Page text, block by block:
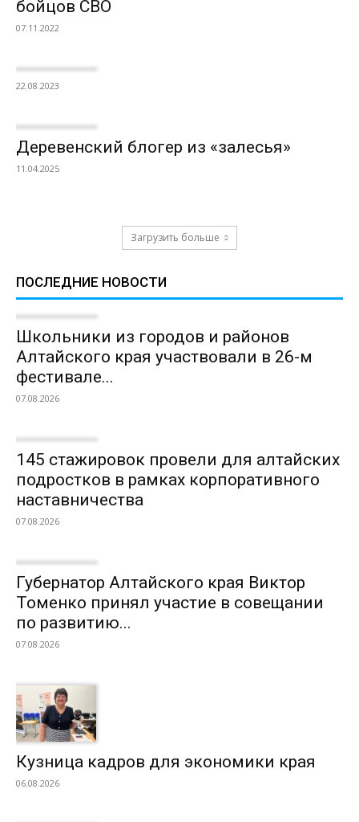
бойцов СВО
07.11.2022
22.08.2023
Деревенский блогер из «залесья»
11.04.2025
Загрузить больше
ПОСЛЕДНИЕ НОВОСТИ
Школьники из городов и районов
Алтайского края участвовали в 26-м
фестивале...
07.08.2026
145 стажировок провели для алтайских
подростков в рамках корпоративного
наставничества
07.08.2026
Губернатор Алтайского края Виктор
Томенко принял участие в совещании
по развитию...
07.08.2026
Кузница кадров для экономики края
06.08.2026